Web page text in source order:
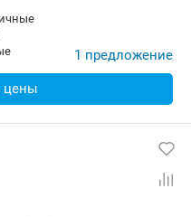
Автоматическое
1 предложение
цены